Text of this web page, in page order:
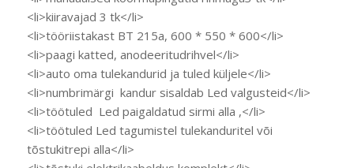
<li>kiiravajad 3 tk</li>
<li>tööriistakast BT 215a, 600 * 550 * 600</li>
<li>paagi katted, anodeeritudrihvel</li>
<li>auto oma tulekandurid ja tuled küljele</li>
<li>numbrimärgi kandur sisaldab Led valgusteid</li>
<li>töötuled Led paigaldatud sirmi alla ,</li>
<li>töötuled Led tagumistel tulekanduritel või
tõstukitrepi alla</li>